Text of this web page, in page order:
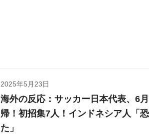
2025年5月23日
海外の反応：サッカー日本代表、6
帰！初招集7人！インドネシア人「
た」